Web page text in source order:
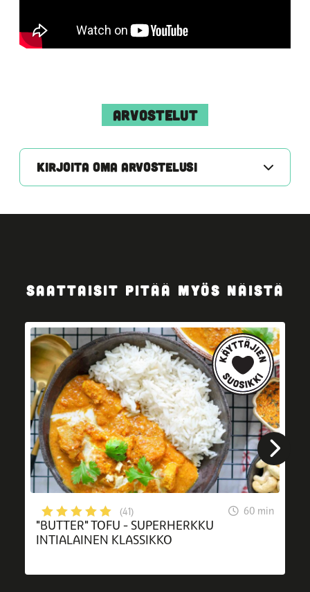
ARVOSTELUT
KIRJOITA OMA ARVOSTELUSI
SAATTAISIT PITÄÄ MYÖS NÄISTÄ
(41) 60 min
"BUTTER" TOFU - SUPERHERKKU
INTIALAINEN KLASSIKKO